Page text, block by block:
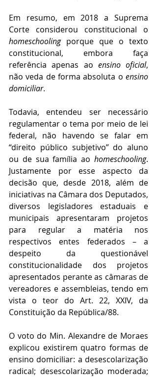
Em resumo, em 2018 a Suprema
homeschooling porque que o texto
constitucional, embora faça
referência apenas ao ensino oficial,
não veda de forma absoluta o ensino
domiciliar.
Todavia, entendeu ser necessário
regulamentar o tema por meio de lei
federal, não havendo se falar em
“direito público subjetivo” do aluno
ou de sua família ao homeschooling.
Justamente por esse aspecto da
decisão que, desde 2018, além de
iniciativas na Câmara dos Deputados,
diversos legisladores estaduais e
municipais apresentaram projetos
para regular a matéria nos
respectivos entes federados – a
despeito da questionável
constitucionalidade dos projetos
apresentados perante as câmaras de
vereadores e assembleias, tendo em
vista o teor do Art. 22, XXIV, da
Constituição da República/88.
O voto do Min. Alexandre de Moraes
explicou existirem quatro formas de
ensino domiciliar: a desescolarização
radical; desescolarização moderada;